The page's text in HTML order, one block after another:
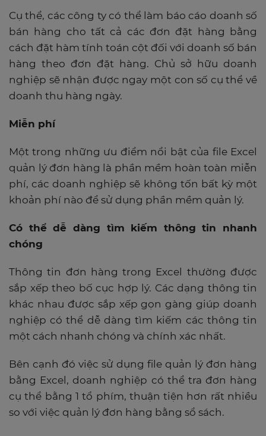
Cụ thể, các công ty có thể làm báo cáo doanh số
bán hàng cho tất cả các đơn đặt hàng bằng
cách đặt hàm tính toán cột đối với doanh số bán
hàng theo đơn đặt hàng. Chủ sở hữu doanh
nghiệp sẽ nhận được ngay một con số cụ thể về
doanh thu hàng ngày.
Miễn phí
Một trong những ưu điểm nổi bật của file Excel
quản lý đơn hàng là phần mềm hoàn toàn miễn
phí, các doanh nghiệp sẽ không tốn bất kỳ một
khoản phí nào để sử dụng phần mềm quản lý.
Có thể dễ dàng tìm kiếm thông tin nhanh
chóng
Thông tin đơn hàng trong Excel thường được
sắp xếp theo bố cục hợp lý. Các dạng thông tin
khác nhau được sắp xếp gọn gàng giúp doanh
nghiệp có thể dễ dàng tìm kiếm các thông tin
một cách nhanh chóng và chính xác nhất.
Bên cạnh đó việc sử dụng file quản lý đơn hàng
bằng Excel, doanh nghiệp có thể tra đơn hàng
cụ thể bằng 1 tổ phím, thuận tiện hơn rất nhiều
so với việc quản lý đơn hàng bằng sổ sách.